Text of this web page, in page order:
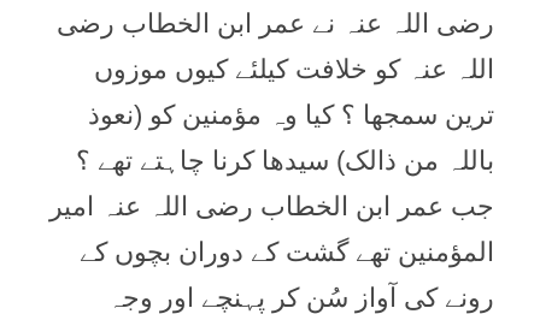
رضی اللہ عنہ نے عمر ابن الخطاب رضی
اللہ عنہ کو خلافت کیلئے کیوں موزوں
ترین سمجھا ؟ کیا وہ مؤمنین کو (نعوذ
باللہ من ذالک) سیدھا کرنا چاہتے تھے ؟
جب عمر ابن الخطاب رضی اللہ عنہ امیر
المؤمنین تھے گشت کے دوران بچوں کے
رونے کی آواز سُن کر پہنچے اور وجہ